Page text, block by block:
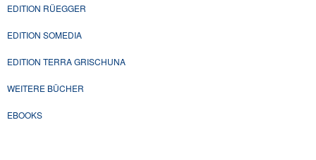
EDITION RÜEGGER
EDITION SOMEDIA
EDITION TERRA GRISCHUNA
WEITERE BÜCHER
EBOOKS